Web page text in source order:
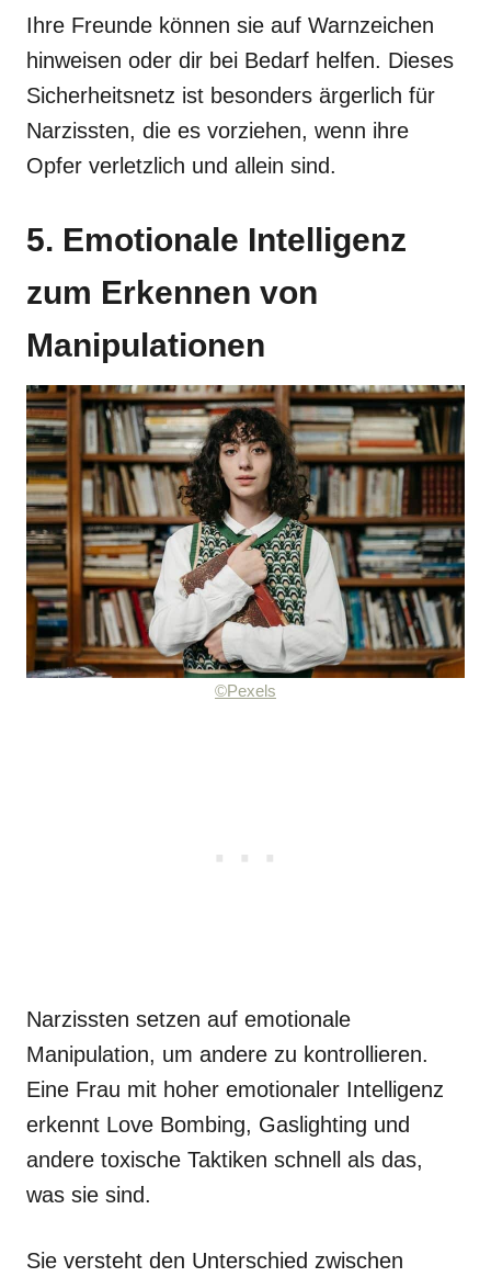
Ihre Freunde können sie auf Warnzeichen
hinweisen oder dir bei Bedarf helfen. Dieses
Sicherheitsnetz ist besonders ärgerlich für
Narzissten, die es vorziehen, wenn ihre
Opfer verletzlich und allein sind.
5. Emotionale Intelligenz
zum Erkennen von
Manipulationen
©Pexels
Narzissten setzen auf emotionale
Manipulation, um andere zu kontrollieren.
Eine Frau mit hoher emotionaler Intelligenz
erkennt Love Bombing, Gaslighting und
andere toxische Taktiken schnell als das,
was sie sind.
Sie versteht den Unterschied zwischen